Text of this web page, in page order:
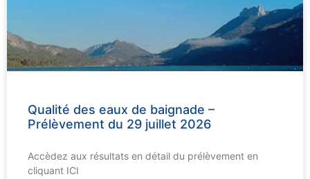
Qualité des eaux de baignade –
Prélèvement du 29 juillet 2026
Accèdez aux résultats en détail du prélèvement en
cliquant ICI